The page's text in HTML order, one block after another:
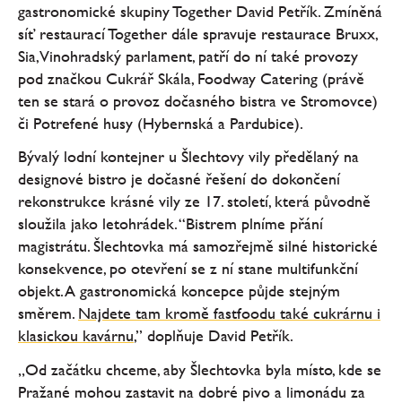
gastronomické skupiny Together David Petřík. Zmíněná
síť restaurací Together dále spravuje restaurace Bruxx,
Sia, Vinohradský parlament, patří do ní také provozy
pod značkou Cukrář Skála, Foodway Catering (právě
ten se stará o provoz dočasného bistra ve Stromovce)
či Potrefené husy (Hybernská a Pardubice).
Bývalý lodní kontejner u Šlechtovy vily předělaný na
designové bistro je dočasné řešení do dokončení
rekonstrukce krásné vily ze 17. století, která původně
sloužila jako letohrádek. “Bistrem plníme přání
magistrátu. Šlechtovka má samozřejmě silné historické
konsekvence, po otevření se z ní stane multifunkční
objekt. A gastronomická koncepce půjde stejným
směrem. Najdete tam kromě fastfoodu také cukrárnu i
klasickou kavárnu,” doplňuje David Petřík.
„Od začátku chceme, aby Šlechtovka byla místo, kde se
Pražané mohou zastavit na dobré pivo a limonádu za